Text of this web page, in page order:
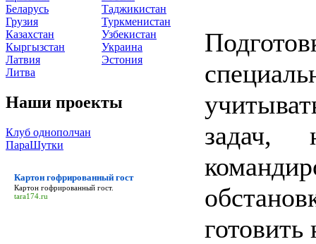
Беларусь
Грузия
Казахстан
Кыргызстан
Латвия
Литва
Таджикистан
Туркменистан
Узбекистан
Украина
Эстония
Наши проекты
Клуб однополчан
ПараШутки
Картон гофрированный гост
Картон гофрированный гост.
tara174.ru
задач,